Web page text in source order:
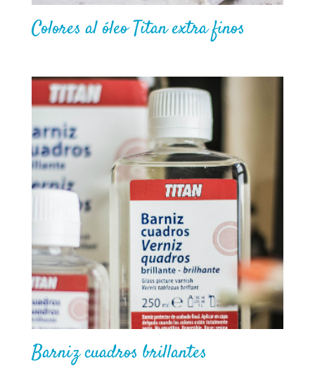
Colores al óleo Titan extra finos
Barniz cuadros brillantes